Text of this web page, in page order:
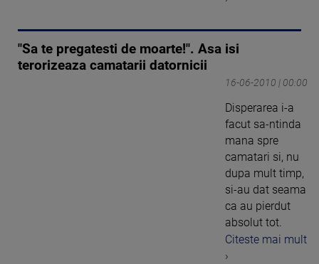
"Sa te pregatesti de moarte!". Asa isi
terorizeaza camatarii datornicii
16-06-2010 | 00:00
Disperarea i-a
facut sa-ntinda
mana spre
camatari si, nu
dupa mult timp,
si-au dat seama
ca au pierdut
absolut tot.
Citeste mai mult
›